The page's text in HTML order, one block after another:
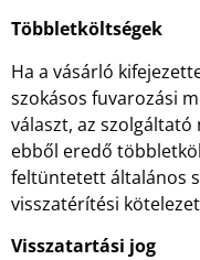
Többletköltségek
Ha a vásárló
szokásos fuvarozási
választ, az
ebből eredő
feltüntetett általános
visszatérítési
Visszatartási jog